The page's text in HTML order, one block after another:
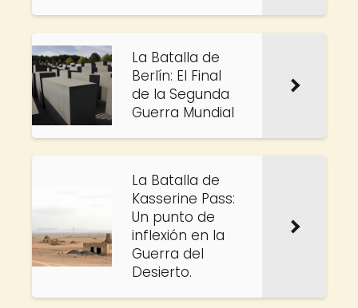
La Batalla de
Berlín: El Final
de la Segunda
Guerra Mundial
La Batalla de
Kasserine Pass:
Un punto de
inflexión en la
Guerra del
Desierto.